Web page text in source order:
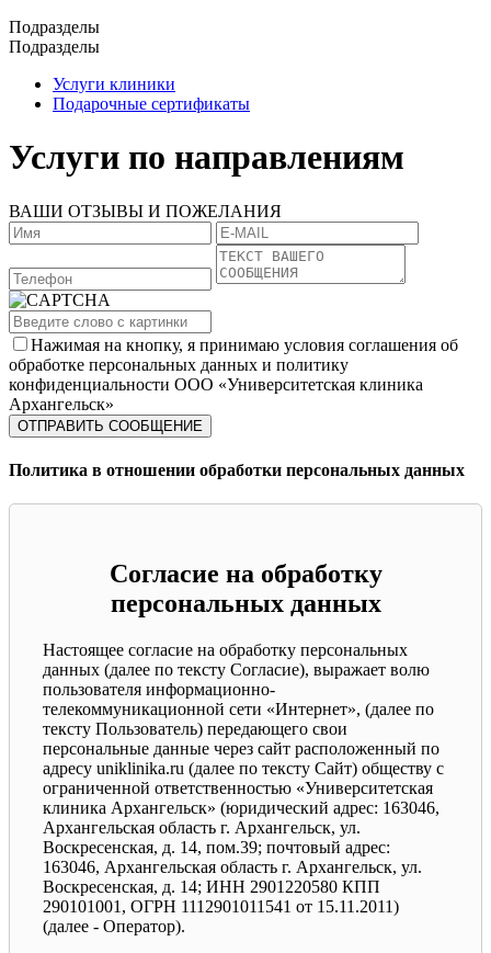
Подразделы
Подразделы
Услуги клиники
Подарочные сертификаты
Услуги по направлениям
ВАШИ ОТЗЫВЫ И ПОЖЕЛАНИЯ
Нажимая на кнопку, я принимаю условия соглашения об
обработке персональных данных и политику
конфиденциальности ООО «Университетская клиника
Архангельск»
Политика в отношении обработки персональных данных
Согласие на обработку
персональных данных
Настоящее согласие на обработку персональных
данных (далее по тексту Согласие), выражает волю
пользователя информационно-
телекоммуникационной сети «Интернет», (далее по
тексту Пользователь) передающего свои
персональные данные через сайт расположенный по
адресу uniklinika.ru (далее по тексту Сайт) обществу с
ограниченной ответственностью «Университетская
клиника Архангельск» (юридический адрес: 163046,
Архангельская область г. Архангельск, ул.
Воскресенская, д. 14, пом.39; почтовый адрес:
163046, Архангельская область г. Архангельск, ул.
Воскресенская, д. 14; ИНН 2901220580 КПП
290101001, ОГРН 1112901011541 от 15.11.2011)
(далее - Оператор).